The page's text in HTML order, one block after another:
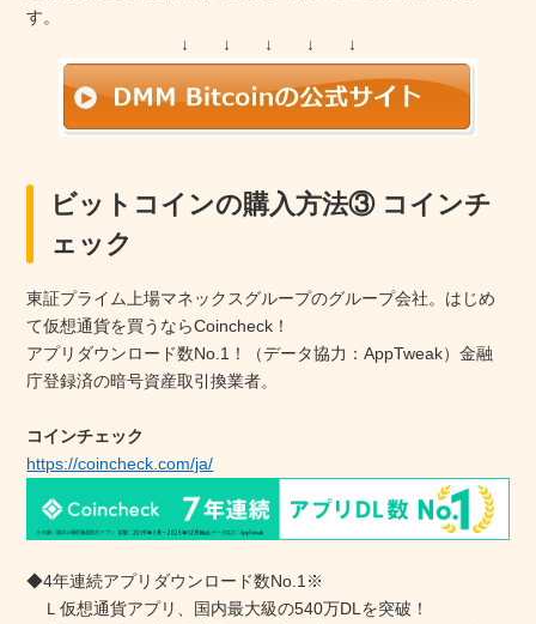
す。
↓ ↓ ↓ ↓ ↓
ビットコインの購入方法③ コインチ
ェック
東証プライム上場マネックスグループのグループ会社。はじめ
て仮想通貨を買うならCoincheck！
アプリダウンロード数No.1！（データ協力：AppTweak）金融
庁登録済の暗号資産取引換業者。
コインチェック
https://coincheck.com/ja/
◆4年連続アプリダウンロード数No.1※
Ｌ仮想通貨アプリ、国内最大級の540万DLを突破！